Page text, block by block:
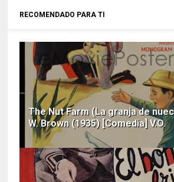
RECOMENDADO PARA TI
The Nut Farm (La granja de
W. Brown (1935) [Comedia] V.O.